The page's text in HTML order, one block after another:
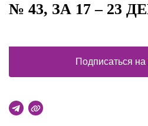
№ 43, ЗА 17 – 23
Подписаться